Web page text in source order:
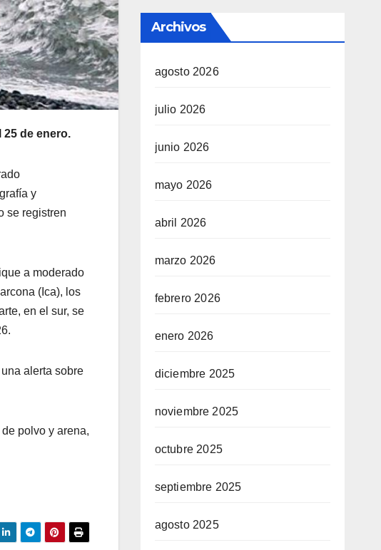
de enero.
y
se registren
a moderado
(Ica), los
en el sur, se
alerta sobre
polvo y arena,
Archivos
agosto 2026
julio 2026
junio 2026
mayo 2026
abril 2026
marzo 2026
febrero 2026
enero 2026
diciembre 2025
noviembre 2025
octubre 2025
septiembre 2025
agosto 2025